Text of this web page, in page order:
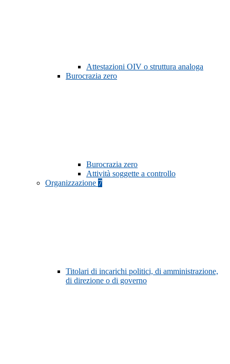
Attestazioni OIV o struttura analoga
Burocrazia zero
Burocrazia zero
Attività soggette a controllo
Organizzazione 7
Titolari di incarichi politici, di amministrazione,
di direzione o di governo